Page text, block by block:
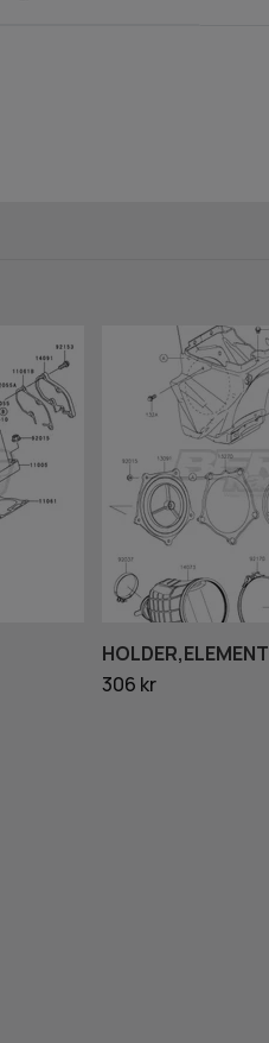
HOLDER,ELEMENT
306 kr